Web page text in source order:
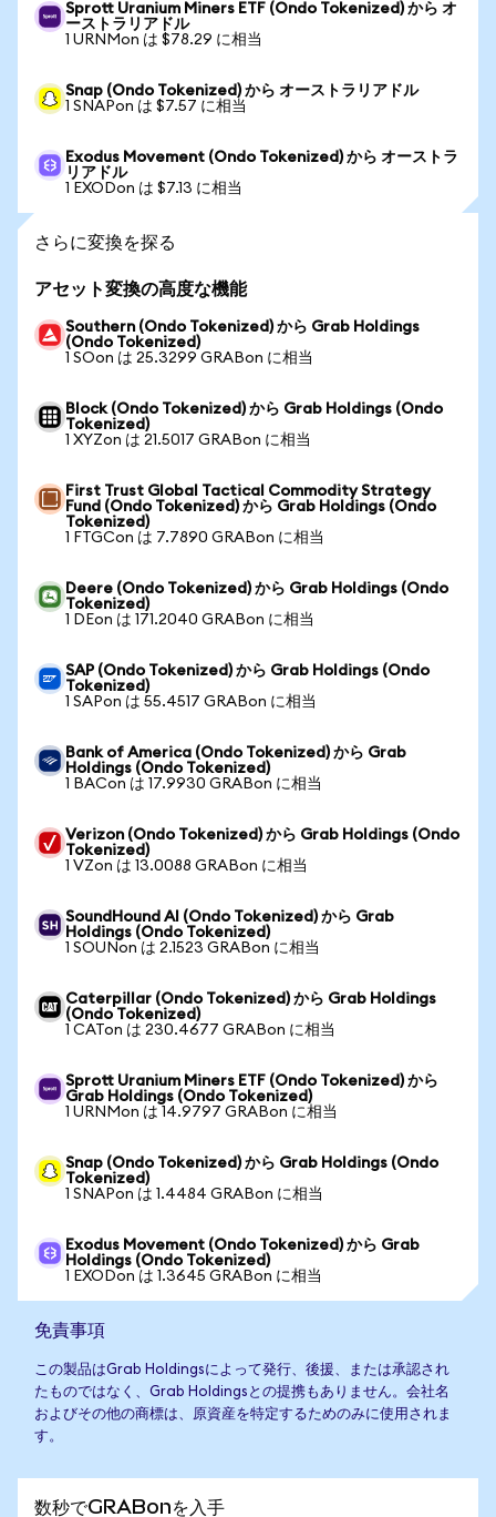
Sprott Uranium Miners ETF (Ondo Tokenized) から オ
ーストラリアドル
1 URNMon は $78.29 に相当
Snap (Ondo Tokenized) から オーストラリアドル
1 SNAPon は $7.57 に相当
Exodus Movement (Ondo Tokenized) から オーストラ
リアドル
1 EXODon は $7.13 に相当
さらに変換を探る
アセット変換の高度な機能
Southern (Ondo Tokenized) から Grab Holdings
(Ondo Tokenized)
1 SOon は 25.3299 GRABon に相当
Block (Ondo Tokenized) から Grab Holdings (Ondo
Tokenized)
1 XYZon は 21.5017 GRABon に相当
First Trust Global Tactical Commodity Strategy
Fund (Ondo Tokenized) から Grab Holdings (Ondo
Tokenized)
1 FTGCon は 7.7890 GRABon に相当
Deere (Ondo Tokenized) から Grab Holdings (Ondo
Tokenized)
1 DEon は 171.2040 GRABon に相当
SAP (Ondo Tokenized) から Grab Holdings (Ondo
Tokenized)
1 SAPon は 55.4517 GRABon に相当
Bank of America (Ondo Tokenized) から Grab
Holdings (Ondo Tokenized)
1 BACon は 17.9930 GRABon に相当
Verizon (Ondo Tokenized) から Grab Holdings (Ondo
Tokenized)
1 VZon は 13.0088 GRABon に相当
SoundHound AI (Ondo Tokenized) から Grab
Holdings (Ondo Tokenized)
1 SOUNon は 2.1523 GRABon に相当
Caterpillar (Ondo Tokenized) から Grab Holdings
(Ondo Tokenized)
1 CATon は 230.4677 GRABon に相当
Sprott Uranium Miners ETF (Ondo Tokenized) から
Grab Holdings (Ondo Tokenized)
1 URNMon は 14.9797 GRABon に相当
Snap (Ondo Tokenized) から Grab Holdings (Ondo
Tokenized)
1 SNAPon は 1.4484 GRABon に相当
Exodus Movement (Ondo Tokenized) から Grab
Holdings (Ondo Tokenized)
1 EXODon は 1.3645 GRABon に相当
免責事項
この製品はGrab Holdingsによって発行、後援、または承認され
たものではなく、Grab Holdingsとの提携もありません。会社名
およびその他の商標は、原資産を特定するためのみに使用されま
す。
数秒でGRABonを入手